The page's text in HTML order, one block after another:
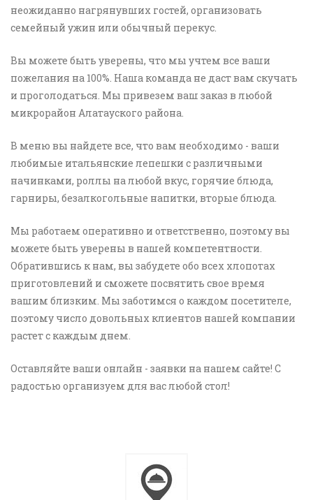
неожиданно нагрянувших гостей, организовать
семейный ужин или обычный перекус.
Вы можете быть уверены, что мы учтем все ваши
пожелания на 100%. Наша команда не даст вам скучать
и проголодаться. Мы привезем ваш заказ в любой
микрорайон Алатауского района.
В меню вы найдете все, что вам необходимо - ваши
любимые итальянские лепешки с различными
начинками, роллы на любой вкус, горячие блюда,
гарниры, безалкогольные напитки, вторые блюда.
Мы работаем оперативно и ответственно, поэтому вы
можете быть уверены в нашей компетентности.
Обратившись к нам, вы забудете обо всех хлопотах
приготовлений и сможете посвятить свое время
вашим близким. Мы заботимся о каждом посетителе,
поэтому число довольных клиентов нашей компании
растет с каждым днем.
Оставляйте ваши онлайн - заявки на нашем сайте! С
радостью организуем для вас любой стол!